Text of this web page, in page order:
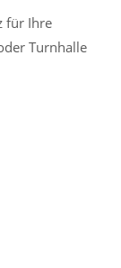
für Ihre
Turnhalle